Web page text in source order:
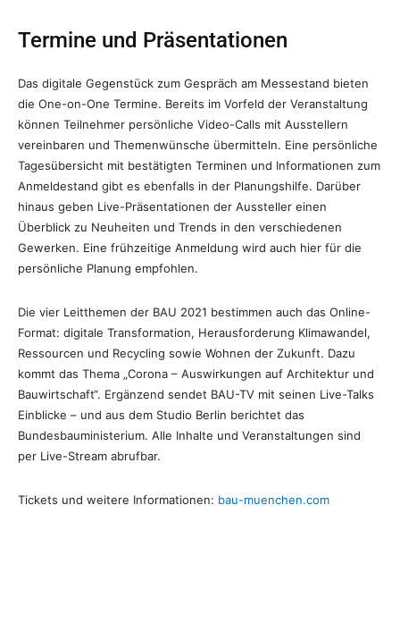
Termine und Präsentationen
Das digitale Gegenstück zum Gespräch am Messestand bieten
die One-on-One Termine. Bereits im Vorfeld der Veranstaltung
können Teilnehmer persönliche Video-Calls mit Ausstellern
vereinbaren und Themenwünsche übermitteln. Eine persönliche
Tagesübersicht mit bestätigten Terminen und Informationen zum
Anmeldestand gibt es ebenfalls in der Planungshilfe. Darüber
hinaus geben Live-Präsentationen der Aussteller einen
Überblick zu Neuheiten und Trends in den verschiedenen
Gewerken. Eine frühzeitige Anmeldung wird auch hier für die
persönliche Planung empfohlen.
Die vier Leitthemen der BAU 2021 bestimmen auch das Online-
Format: digitale Transformation, Herausforderung Klimawandel,
Ressourcen und Recycling sowie Wohnen der Zukunft. Dazu
kommt das Thema „Corona – Auswirkungen auf Architektur und
Bauwirtschaft“. Ergänzend sendet BAU-TV mit seinen Live-Talks
Einblicke – und aus dem Studio Berlin berichtet das
Bundesbauministerium. Alle Inhalte und Veranstaltungen sind
per Live-Stream abrufbar.
Tickets und weitere Informationen: bau-muenchen.com